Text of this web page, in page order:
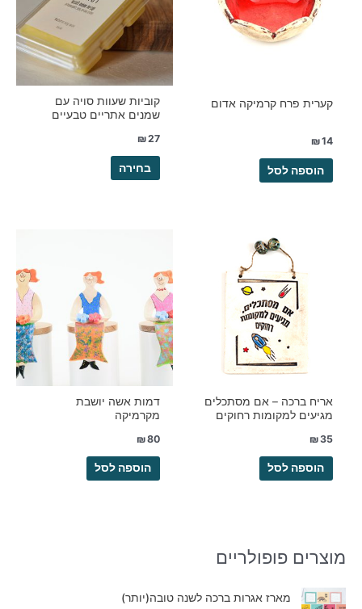
קערית פרח קרמיקה אדום
₪14
הוספה לסל
קוביות שעוות סויה עם
שמנים אתריים טבעיים
₪27
בחירה
סוגים.
ניתן
לבחור
את
האפשרויות
בעמוד
המוצר
אריח ברכה – אם מסתכלים
מגיעים למקומות רחוקים
₪35
הוספה לסל
דמות אשה יושבת
מקרמיקה
₪80
הוספה לסל
מוצרים פופולריים
מארז אגרות ברכה לשנה טובה(יותר)